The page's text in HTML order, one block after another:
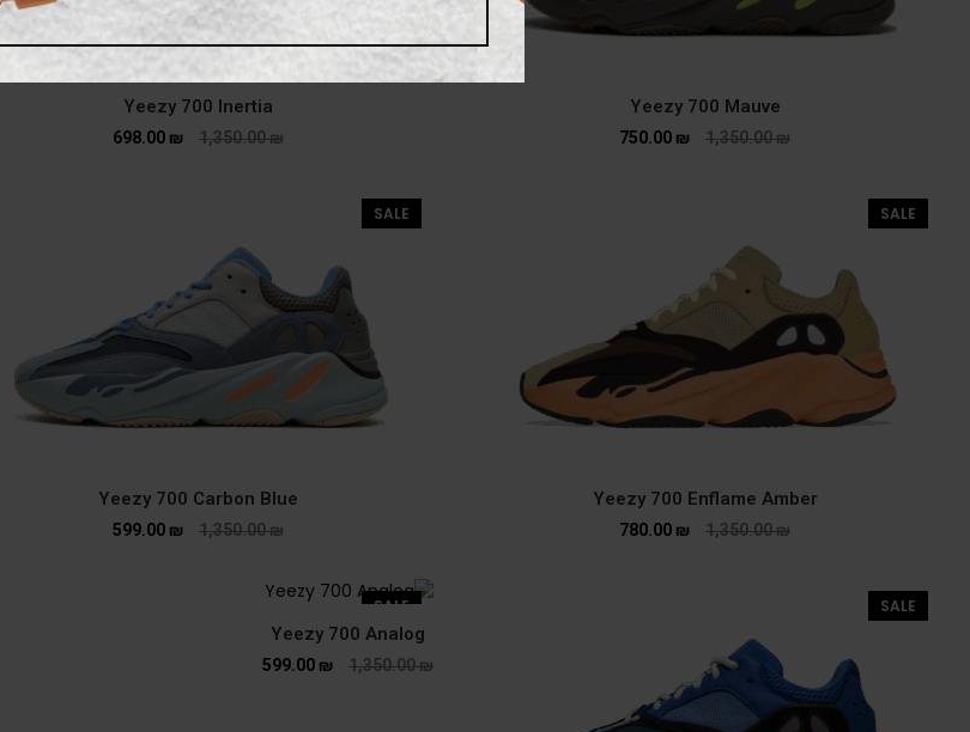
Yeezy 700 Mauve
1,350.00₪
750.00 ₪
Yeezy 700 Inertia
1,350.00₪
698.00 ₪
SALE
Yeezy 700 Enflame Amber
1,350.00₪
780.00 ₪
SALE
Yeezy 700 Carbon Blue
1,350.00₪
599.00 ₪
SALE
SALE
Yeezy 700 Analog
1,350.00₪
599.00 ₪